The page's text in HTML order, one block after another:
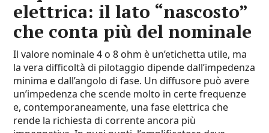
elettrica: il lato “nascosto”
che conta più del nominale
Il valore nominale 4 o 8 ohm è un’etichetta utile, ma
la vera difficoltà di pilotaggio dipende dall’impedenza
minima e dall’angolo di fase. Un diffusore può avere
un’impedenza che scende molto in certe frequenze
e, contemporaneamente, una fase elettrica che
rende la richiesta di corrente ancora più